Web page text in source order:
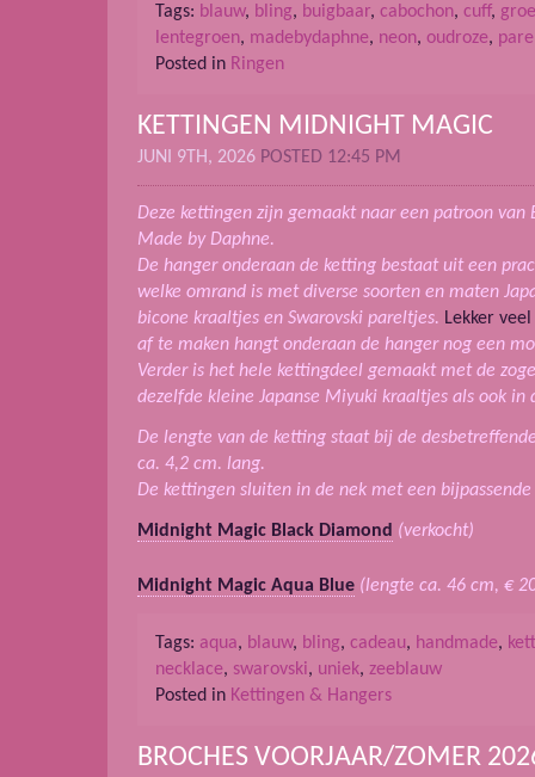
Tags: blauw, bling, buigbaar, cabochon, cuff,
lentegroen, madebydaphne, neon, oudroze,
Posted in Ringen
KETTINGEN MIDNIGHT MAGIC
JUNI 9TH, 2026 POSTED 12:45 PM
Deze kettingen zijn gemaakt naar een patroon
Made by Daphne.
De hanger onderaan de ketting bestaat uit een
welke omrand is met diverse soorten en maten
bicone kraaltjes en Swarovski pareltjes. Lekker
af te maken hangt onderaan de hanger nog een
Verder is het hele kettingdeel gemaakt met de
dezelfde kleine Japanse Miyuki kraaltjes als ook in
De lengte van de ketting staat bij de
ca. 4,2 cm. lang.
De kettingen sluiten in de nek met een
Midnight Magic Black Diamond (verkocht)
Midnight Magic Aqua Blue (lengte ca. 46 cm, €
Tags: aqua, blauw, bling, cadeau, handmade,
necklace, swarovski, uniek, zeeblauw
Posted in Kettingen & Hangers
BROCHES VOORJAAR/ZOMER